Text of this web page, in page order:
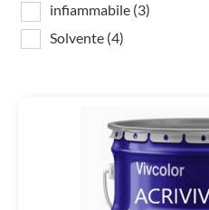
infiammabile (3)
Solvente (4)